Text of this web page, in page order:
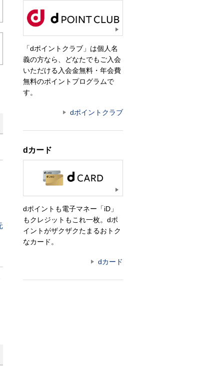
「dポイントクラブ」は個人名
義の方なら、どなたでもご入会
いただける入会金無料・年会費
無料のポイントプログラムで
す。
dポイントクラブ
dカード
dポイントも電子マネー「iD」
もクレジットもこれ一枚。dポ
イントがザクザクたまるおトク
なカード。
dカード